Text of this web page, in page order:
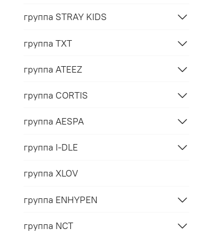
группа STRAY KIDS
группа TXT
группа ATEEZ
группа CORTIS
группа AESPA
группа I-DLE
группа XLOV
группа ENHYPEN
группа NCT